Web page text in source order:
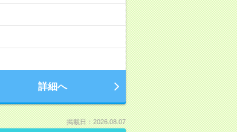
詳細へ
掲載日：2026.08.07